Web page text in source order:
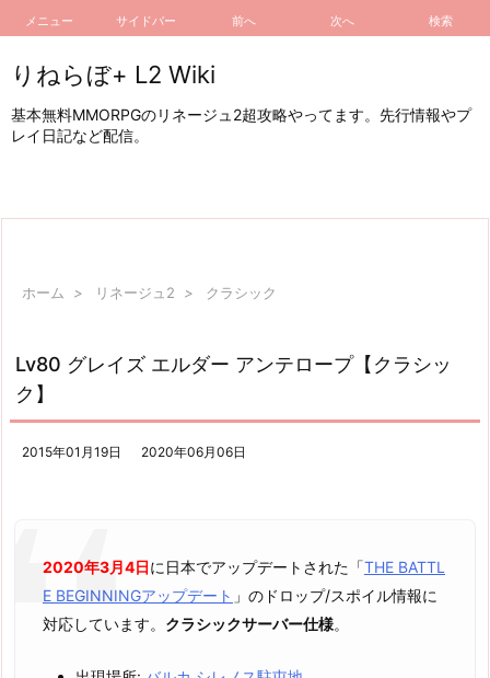
メニュー サイドバー 前へ 次へ 検索
りねらぼ+ L2 Wiki
基本無料MMORPGのリネージュ2超攻略やってます。先行情報やプ
レイ日記など配信。
ホーム > リネージュ2 > クラシック
Lv80 グレイズ エルダー アンテロープ【クラシッ
ク】
2015年01月19日 2020年06月06日
2020年3月4日に日本でアップデートされた「THE BATTL
E BEGINNINGアップデート 」のドロップ/スポイル情報に
対応しています。 クラシックサーバー仕様。